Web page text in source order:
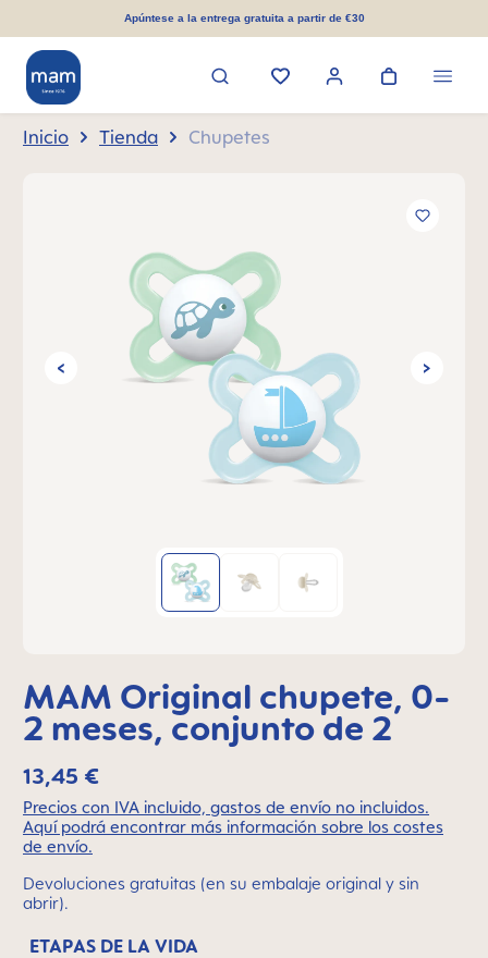
Apúntese a la entrega gratuita a partir de €30
Inicio Tienda Chupetes
MAM Original chupete, 0-
2 meses, conjunto de 2
13,45 €
Precios con IVA incluido, gastos de envío no incluidos.
Aquí podrá encontrar más información sobre los costes
de envío.
Devoluciones gratuitas (en su embalaje original y sin
abrir).
ETAPAS DE LA VIDA